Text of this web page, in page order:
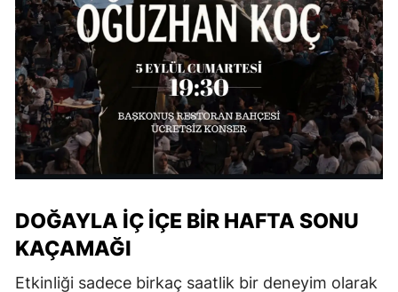
DOĞAYLA İÇ İÇE BİR HAFTA SONU
KAÇAMAĞI
Etkinliği sadece birkaç saatlik bir deneyim olarak